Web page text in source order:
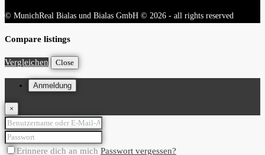
© MunichReal Bialas und Bialas GmbH © 2026 - all rights reserved
Compare listings
Vergleichen Close
Anmeldung
×
Erinnere dich an mich Passwort vergessen?